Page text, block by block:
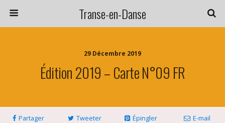
Transe-en-Danse
29 Décembre 2019
Édition 2019 – Carte N°09 FR
Partager Tweeter Épingler E-mail